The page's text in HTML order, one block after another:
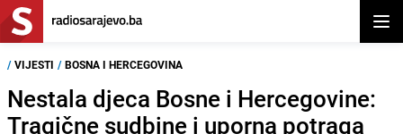
/ VIJESTI / BOSNA I HERCEGOVINA
Nestala djeca Bosne i Hercegovine:
Tragične sudbine i uporna potraga